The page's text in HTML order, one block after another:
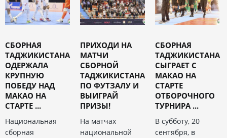
СБОРНАЯ
ТАДЖИКИСТАНА
ОДЕРЖАЛА
КРУПНУЮ
ПОБЕДУ НАД
МАКАО НА
СТАРТЕ ...
Национальная
сборная
ПРИХОДИ НА
МАТЧИ
СБОРНОЙ
ТАДЖИКИСТАНА
ПО ФУТЗАЛУ И
ВЫИГРАЙ
ПРИЗЫ!
На матчах
национальной
СБОРНАЯ
ТАДЖИКИСТАНА
СЫГРАЕТ С
МАКАО НА
СТАРТЕ
ОТБОРОЧНОГО
ТУРНИРА ...
В субботу, 20
сентября, в